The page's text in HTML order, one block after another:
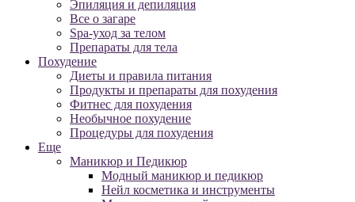
Эпиляция и депиляция
Все о загаре
Spa-уход за телом
Препараты для тела
Похудение
Диеты и правила питания
Продукты и препараты для похудения
Фитнес для похудения
Необычное похудение
Процедуры для похудения
Еще
Маникюр и Педикюр
Модный маникюр и педикюр
Нейл косметика и инструменты